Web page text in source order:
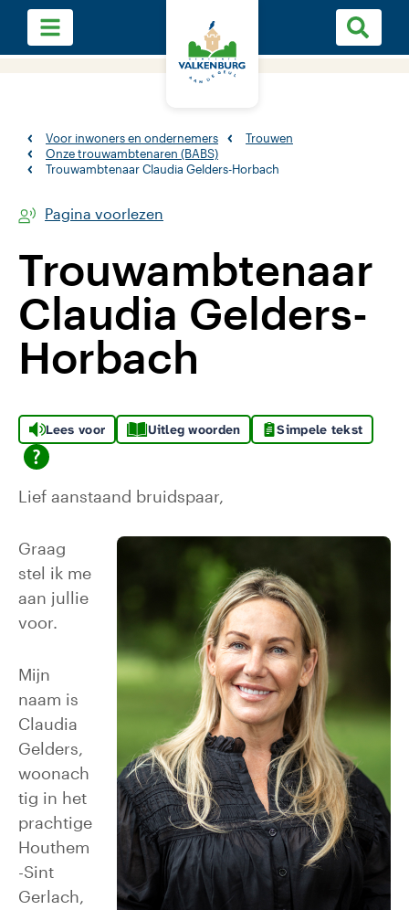
Voor inwoners en ondernemers
Trouwen
Onze trouwambtenaren (BABS)
Trouwambtenaar Claudia Gelders-Horbach
Pagina voorlezen
Trouwambtenaar
Claudia Gelders-
Horbach
Lees voor Uitleg woorden Simpele tekst
Lief aanstaand bruidspaar,
Graag
stel ik me
aan jullie
voor.
Mijn
naam is
Claudia
Gelders,
woonach
tig in het
prachtige
Houthem
-Sint
Gerlach,